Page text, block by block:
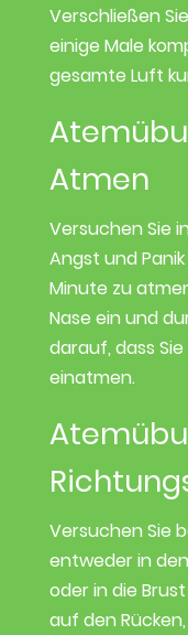
Verschließen
einige Male
gesamte Luft
Atmen
Versuchen Sie
Angst und
Minute zu
Nase ein und
darauf, dass
einatmen.
Versuchen Sie
entweder in
oder in die
auf den